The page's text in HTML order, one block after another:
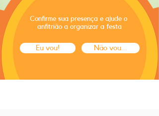
Confirme sua presença e ajude o
anfitrião a organizar a festa
Eu vou! Não vou...